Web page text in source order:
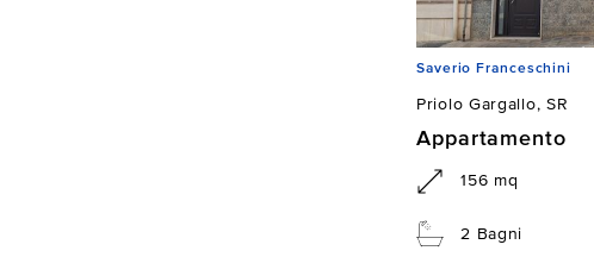
Saverio Franceschini
Priolo Gargallo, SR
Appartamento
156 mq
2 Bagni